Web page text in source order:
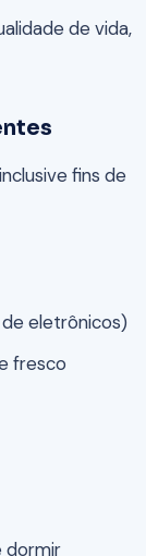
de vida,
fins de
eletrônicos)
fresco
dormir